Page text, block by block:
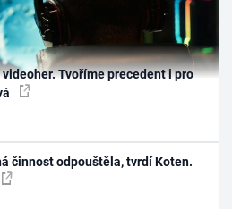
Tvoříme precedent i pro
činnost odpouštěla, tvrdí Koten.